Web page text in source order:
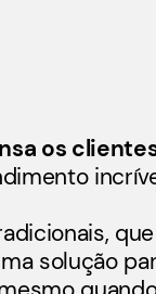
os
solução